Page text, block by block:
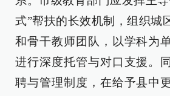
式”帮扶的长效机制，组织城
和骨干教师团队，以学科为
进行深度托管与对口支援。
聘与管理制度，在给予县中